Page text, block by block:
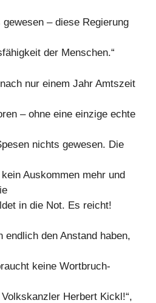
– diese Regierung
der Menschen.“
nur einem Jahr Amtszeit
– ohne eine einzige echte
nichts gewesen. Die
Auskommen mehr und
in die Not. Es reicht!
endlich den Anstand haben,
keine Wortbruch-
Herbert Kickl!“,